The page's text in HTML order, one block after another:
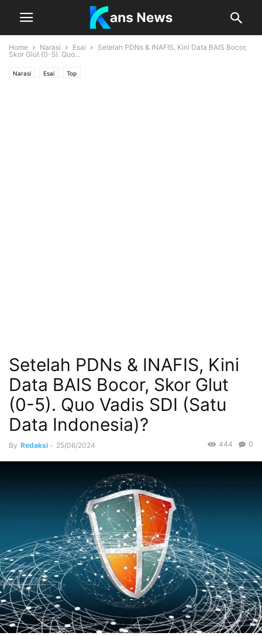
Home Narasi Esai
Setelah PDNs & INAFIS, Kini Data BAIS Bocor,
Skor Glut (0-5). Quo...
Narasi Esai Top
Setelah PDNs & INAFIS, Kini
Data BAIS Bocor, Skor Glut
(0-5). Quo Vadis SDI (Satu
Data Indonesia)?
By Redaksi - 25/06/2024 0
444